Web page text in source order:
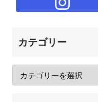
カテゴリー